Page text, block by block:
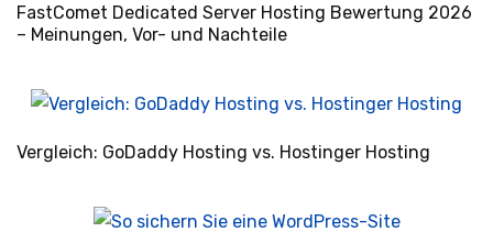
FastComet Dedicated Server Hosting Bewertung 2026
– Meinungen, Vor- und Nachteile
Vergleich: GoDaddy Hosting vs. Hostinger Hosting